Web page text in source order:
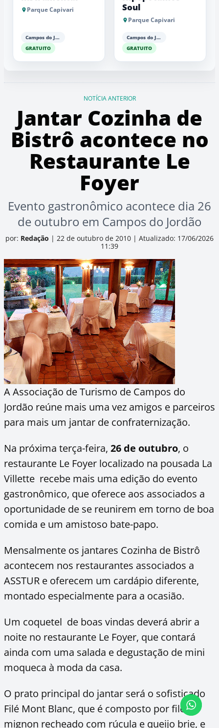
Parque Capivari
Campos do Jordão
GRATUITO
Soul
Parque Capivari
Campos do Jordão
GRATUITO
NOTÍCIA ANTERIOR
Jantar Cozinha de
Bistrô acontece no
Restaurante Le
Foyer
Evento gastronômico acontece dia 26
de outubro em Campos do Jordão
por: Redação | 22 de outubro de 2010 | Atualizado: 17/06/2026
11:39
A Associação de Turismo de Campos do
Jordão reúne mais uma vez amigos e parceiros
para mais um jantar de confraternização.
Na próxima terça-feira, 26 de outubro, o
restaurante Le Foyer localizado na pousada La
Villette recebe mais uma edição do evento
gastronômico, que oferece aos associados a
oportunidade de se reunirem em torno de boa
comida e um amistoso bate-papo.
Mensalmente os jantares Cozinha de Bistrô
acontecem nos restaurantes associados a
ASSTUR e oferecem um cardápio diferente,
montado especialmente para a ocasião.
Um coquetel de boas vindas deverá abrir a
noite no restaurante Le Foyer, que contará
ainda com uma salada e degustação de mini
moqueca à moda da casa.
O prato principal do jantar será o sofisticado
Filé Mont Blanc, que é composto por filé
mignon recheado com rúcula e queijo brie, e